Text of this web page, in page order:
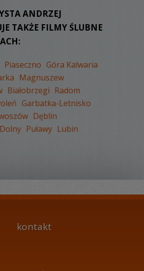
WYŚWIETLEŃ:1926
KOMENTARZY:0
WYŚWIETLEŃ:
1646
KOMENTARZY:1
KOMENTARZY:0
ANDRZEJ
TAKŻE FILMY ŚLUBNE
Piaseczno Góra Kalwaria
Magnuszew
Białobrzegi Radom
Garbatka-Letnisko
Dęblin
Puławy Lubin
kontakt